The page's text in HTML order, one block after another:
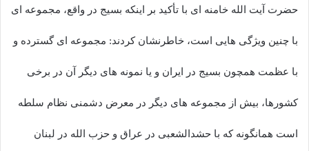
حضرت آیت الله خامنه ای با تأکید بر اینکه بسیج در واقع، مجموعه ای
با چنین ویژگی هایی است، خاطرنشان کردند: مجموعه ای گسترده و
با عظمت همچون بسیج در ایران و یا نمونه های دیگر آن در برخی
کشورها، بیش از مجموعه های دیگر در معرض دشمنی نظام سلطه
است همانگونه که با حشدالشعبی در عراق و حزب الله در لبنان